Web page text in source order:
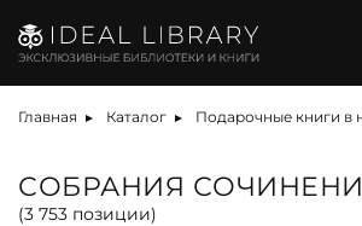
Главная Каталог Подарочные книги в
СОБРАНИЯ
(3 753 позиции)
Цена, ₽